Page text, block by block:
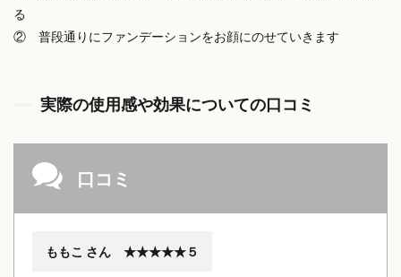
る
② 普段通りにファンデーションをお顔にのせていきます
実際の使用感や効果についての口コミ
口コミ
ももこ さん ★★★★★５